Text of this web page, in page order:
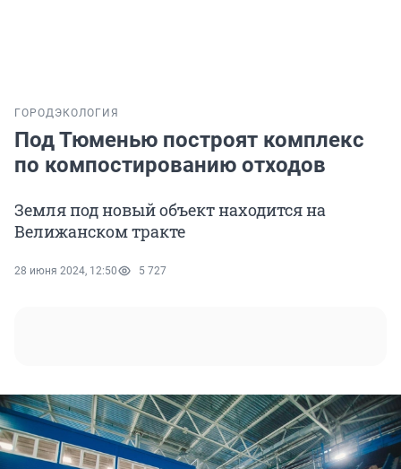
ГОРОДЭКОЛОГИЯ
Под Тюменью построят комплекс
по компостированию отходов
Земля под новый объект находится на
Велижанском тракте
28 июня 2024, 12:50 5 727